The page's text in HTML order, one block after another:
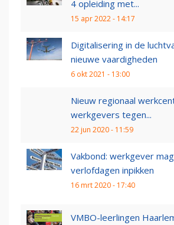
4 opleiding met...
15 apr 2022 - 14:17
Digitalisering in de
nieuwe vaardigheden
6 okt 2021 - 13:00
Nieuw regionaal
werkgevers tegen...
22 jun 2020 - 11:59
Vakbond: werkgever
verlofdagen inpikken
16 mrt 2020 - 17:40
VMBO-leerlingen